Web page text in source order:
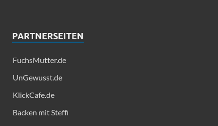
PARTNERSEITEN
FuchsMutter.de
UnGewusst.de
KlickCafe.de
Backen mit Steffi